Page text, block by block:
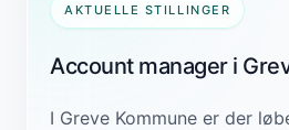
AKTUELLE STILLINGER
Account manager i
I Greve Kommune er der